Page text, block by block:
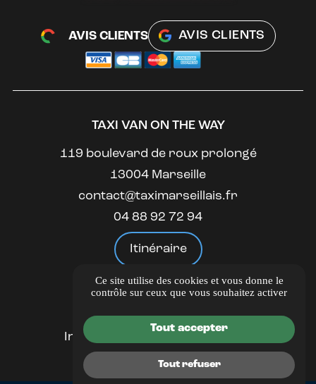
AVIS CLIENTS AVIS CLIENTS
TAXI VAN ON THE WAY
119 boulevard de roux prolongé
13004 Marseille
contact@taximarseillais.fr
04 88 92 72 94
Itinéraire
LIENS UTILES
Guide Local
Informations complémentaires
Mentions légales
Politique de confidentialité
Ce site utilise des cookies et vous donne le
contrôle sur ceux que vous souhaitez activer
Tout accepter
Tout refuser